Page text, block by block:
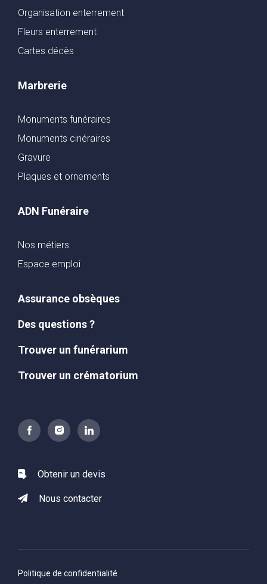
Organisation enterrement
Fleurs enterrement
Cartes décès
Marbrerie
Monuments funéraires
Monuments cinéraires
Gravure
Plaques et ornements
ADN Funéraire
Nos métiers
Espace emploi
Assurance obsèques
Des questions ?
Trouver un funérarium
Trouver un crématorium
Obtenir un devis
Nous contacter
Politique de confidentialité